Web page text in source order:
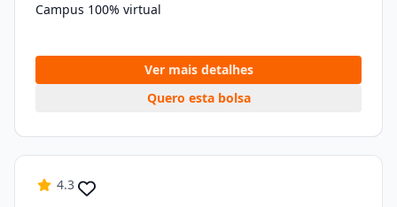
Campus 100% virtual
Ver mais detalhes
Quero esta bolsa
4.3